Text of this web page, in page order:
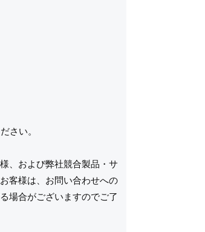
さい。
、および弊社競合製品・サ
客様は、お問い合わせへの
場合がございますのでご了